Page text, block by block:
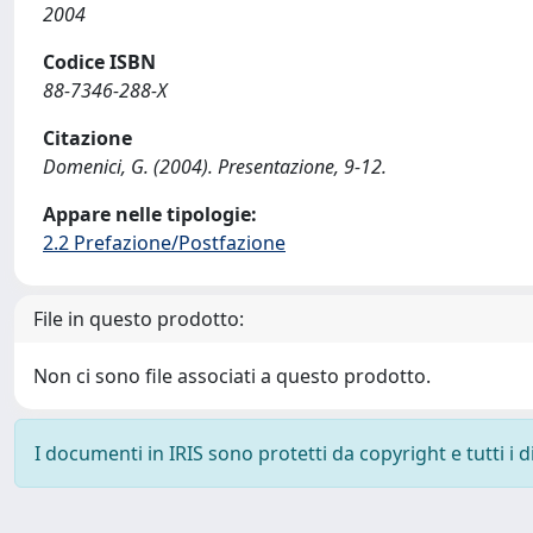
2004
Codice ISBN
88-7346-288-X
Citazione
Domenici, G. (2004). Presentazione, 9-12.
Appare nelle tipologie:
2.2 Prefazione/Postfazione
File in questo prodotto:
Non ci sono file associati a questo prodotto.
I documenti in IRIS sono protetti da copyright e tutti i